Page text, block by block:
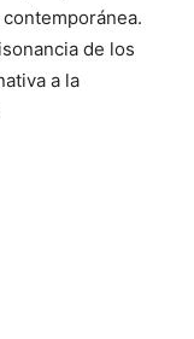
de los
a la